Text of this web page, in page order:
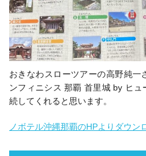
おきなわスローツアーの高野純一
ンフィニシス 那覇 首里城 by ヒ
続してくれると思います。
ノボテル沖縄那覇のHPよりダウン